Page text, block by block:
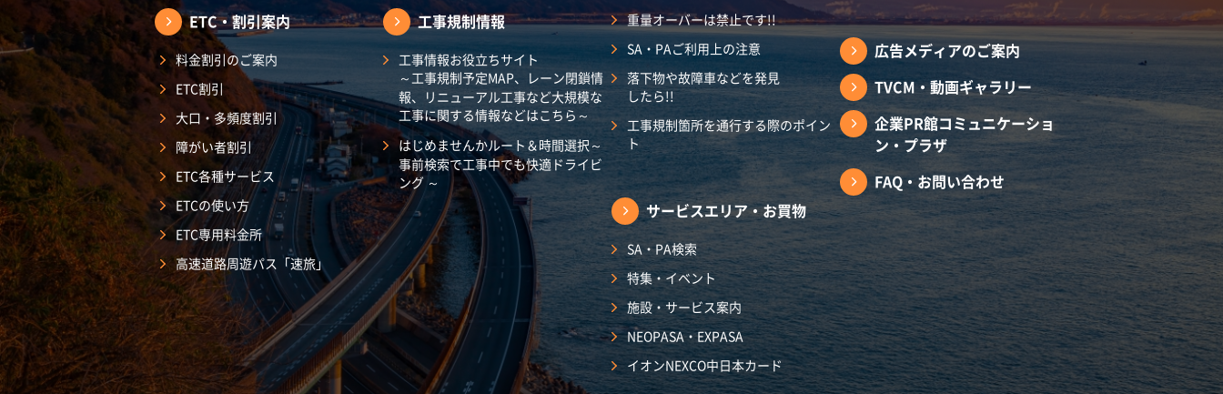
ETC・割引案内
料金割引のご案内
ETC割引
大口・多頻度割引
障がい者割引
ETC各種サービス
ETCの使い方
ETC専用料金所
高速道路周遊パス「速旅」
工事規制情報
工事情報お役立ちサイト
～工事規制予定MAP、レーン閉鎖情
報、リニューアル工事など大規模な
工事に関する情報などはこちら～
はじめませんかルート＆時間選択～
事前検索で工事中でも快適ドライビ
ング ～
重量オーバーは禁止です!!
SA・PAご利用上の注意
落下物や故障車などを発見
したら!!
工事規制箇所を通行する際のポイン
ト
サービスエリア・お買物
SA・PA検索
特集・イベント
施設・サービス案内
NEOPASA・EXPASA
イオンNEXCO中日本カード
広告メディアのご案内
TVCM・動画ギャラリー
企業PR館コミュニケーショ
ン・プラザ
FAQ・お問い合わせ